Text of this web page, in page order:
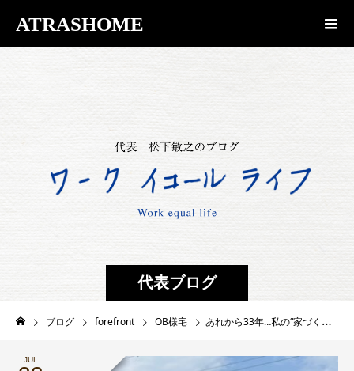
ATRASHOME
代表ブログ
ブログ forefront OB様宅 あれから33年…私の“家づくり人生”は、ここから始まりました。
JUL